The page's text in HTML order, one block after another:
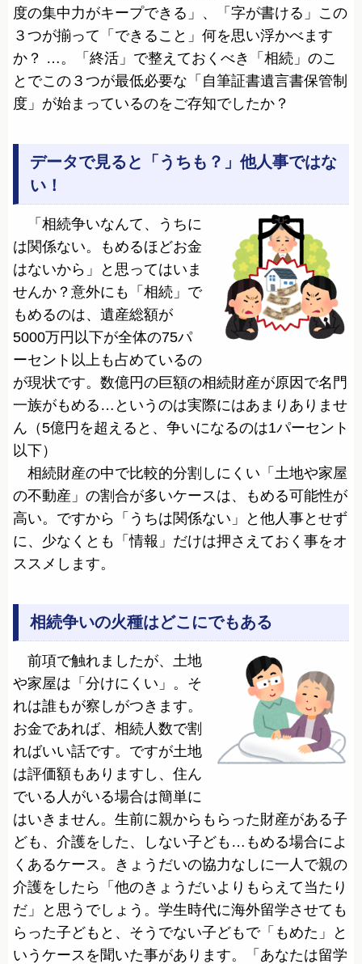
度の集中力がキープできる」、「字が書ける」この
３つが揃って「できること」何を思い浮かべます
か？ …。「終活」で整えておくべき「相続」のこ
とでこの３つが最低必要な「自筆証書遺言書保管制
度」が始まっているのをご存知でしたか？
データで見ると「うちも？」他人事ではな
い！
「相続争いなんて、うちに
は関係ない。もめるほどお金
はないから」と思ってはいま
せんか？意外にも「相続」で
もめるのは、遺産総額が
5000万円以下が全体の75パ
ーセント以上も占めているの
が現状です。数億円の巨額の相続財産が原因で名門
一族がもめる…というのは実際にはあまりありませ
ん（5億円を超えると、争いになるのは1パーセント
以下）
相続財産の中で比較的分割しにくい「土地や家屋
の不動産」の割合が多いケースは、もめる可能性が
高い。ですから「うちは関係ない」と他人事とせず
に、少なくとも「情報」だけは押さえておく事をオ
ススメします。
相続争いの火種はどこにでもある
前項で触れましたが、土地
や家屋は「分けにくい」。そ
れは誰もが察しがつきます。
お金であれば、相続人数で割
ればいい話です。ですが土地
は評価額もありますし、住ん
でいる人がいる場合は簡単に
はいきません。生前に親からもらった財産がある子
ども、介護をした、しない子ども…もめる場合によ
くあるケース。きょうだいの協力なしに一人で親の
介護をしたら「他のきょうだいよりもらえて当たり
だ」と思うでしょう。学生時代に海外留学させても
らった子どもと、そうでない子どもで「もめた」と
いうケースを聞いた事があります。「あなたは留学